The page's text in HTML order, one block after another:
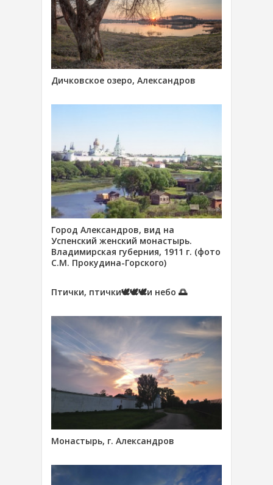
Дичковское озеро, Александров
Город Александров, вид на
Успенский женский монастырь.
Владимирская губерния, 1911 г. (фото
С.М. Прокудина-Горского)
Птички, птички🕊🕊🕊и небо 🌅
Монастырь, г. Александров